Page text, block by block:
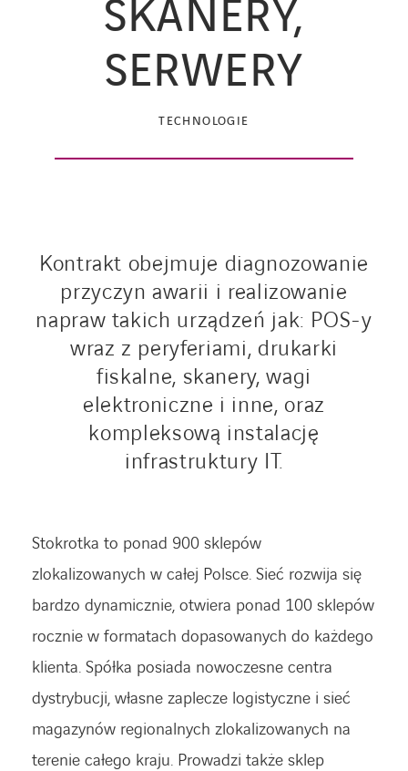
SKANERY,
SERWERY
TECHNOLOGIE
Kontrakt obejmuje diagnozowanie
przyczyn awarii i realizowanie
napraw takich urządzeń jak: POS-y
wraz z peryferiami, drukarki
fiskalne, skanery, wagi
elektroniczne i inne, oraz
kompleksową instalację
infrastruktury IT.
Stokrotka to ponad 900 sklepów
zlokalizowanych w całej Polsce. Sieć rozwija się
bardzo dynamicznie, otwiera ponad 100 sklepów
rocznie w formatach dopasowanych do każdego
klienta. Spółka posiada nowoczesne centra
dystrybucji, własne zaplecze logistyczne i sieć
magazynów regionalnych zlokalizowanych na
terenie całego kraju. Prowadzi także sklep